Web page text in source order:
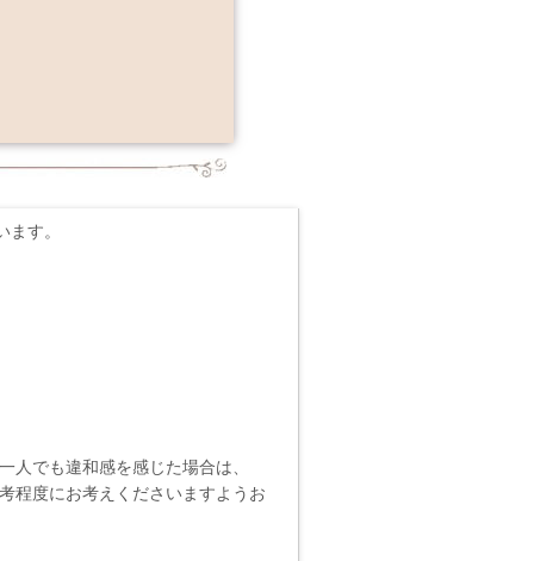
す。
人でも違和感を感じた場合は、
程度にお考えくださいますようお